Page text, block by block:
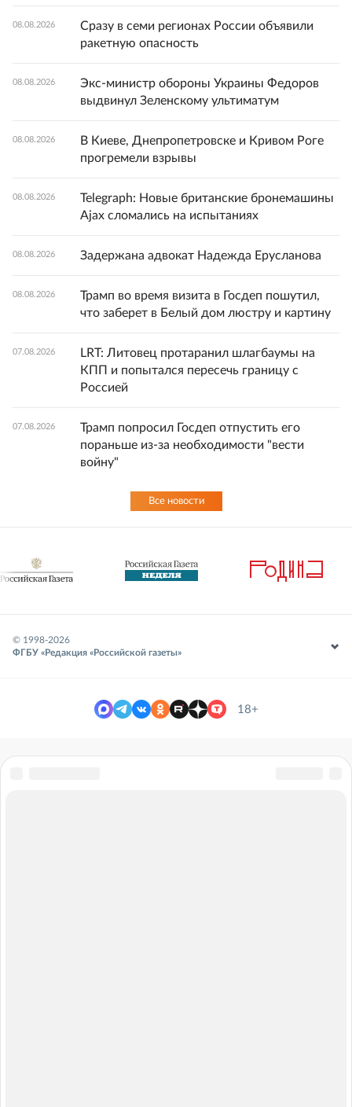
08.08.2026
Сразу в семи регионах России объявили
ракетную опасность
08.08.2026
Экс-министр обороны Украины Федоров
выдвинул Зеленскому ультиматум
08.08.2026
В Киеве, Днепропетровске и Кривом Роге
прогремели взрывы
08.08.2026
Telegraph: Новые британские бронемашины
Ajax сломались на испытаниях
08.08.2026 Задержана адвокат Надежда Ерусланова
08.08.2026
Трамп во время визита в Госдеп пошутил,
что заберет в Белый дом люстру и картину
07.08.2026
LRT: Литовец протаранил шлагбаумы на
КПП и попытался пересечь границу с
Россией
07.08.2026
Трамп попросил Госдеп отпустить его
пораньше из-за необходимости "вести
войну"
Все новости
© 1998-2026
ФГБУ «Редакция «Российской газеты»
18+